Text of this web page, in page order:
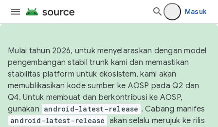
Masuk
Mulai tahun 2026, untuk menyelaraskan dengan model
pengembangan stabil trunk kami dan memastikan
stabilitas platform untuk ekosistem, kami akan
memublikasikan kode sumber ke AOSP pada Q2 dan
Q4. Untuk membuat dan berkontribusi ke AOSP,
gunakan android-latest-release . Cabang manifes
android-latest-release akan selalu merujuk ke rilis